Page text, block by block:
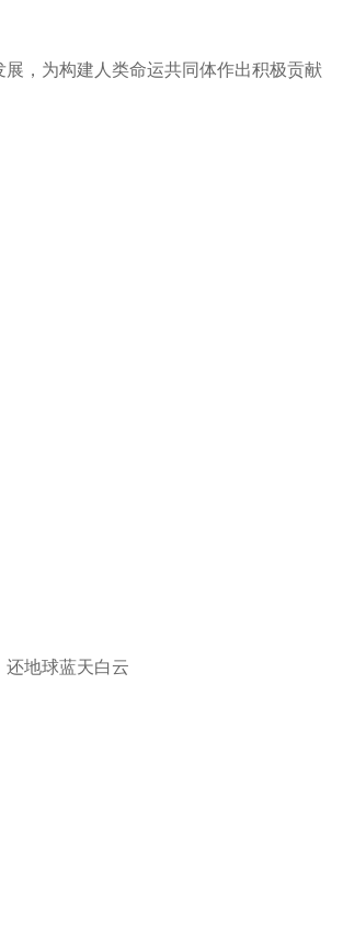
展，为构建人类命运共同体作出积极贡献
还地球蓝天白云